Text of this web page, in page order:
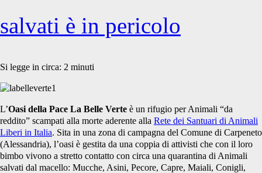
<span>Mario
Lunghi</span>
salvati è in pericolo
Si legge in circa: 2 minuti
L’Oasi della Pace La Belle Verte è un rifugio per Animali “da
reddito” scampati alla morte aderente alla Rete dei Santuari di Animali
Liberi in Italia. Sita in una zona di campagna del Comune di Carpeneto
(Alessandria), l’oasi è gestita da una coppia di attivisti che con il loro
bimbo vivono a stretto contatto con circa una quarantina di Animali
salvati dal macello: Mucche, Asini, Pecore, Capre, Maiali, Conigli,